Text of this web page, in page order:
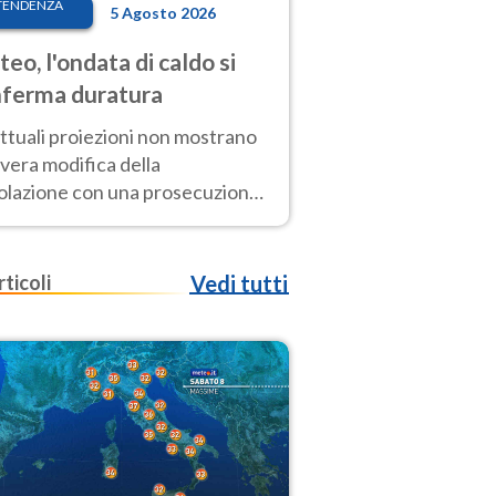
5 Agosto 2026
l'ondata di caldo si
duratura
proiezioni non mostrano
modifica della
con una prosecuzione
fuori scala per molti
Vedi tutti